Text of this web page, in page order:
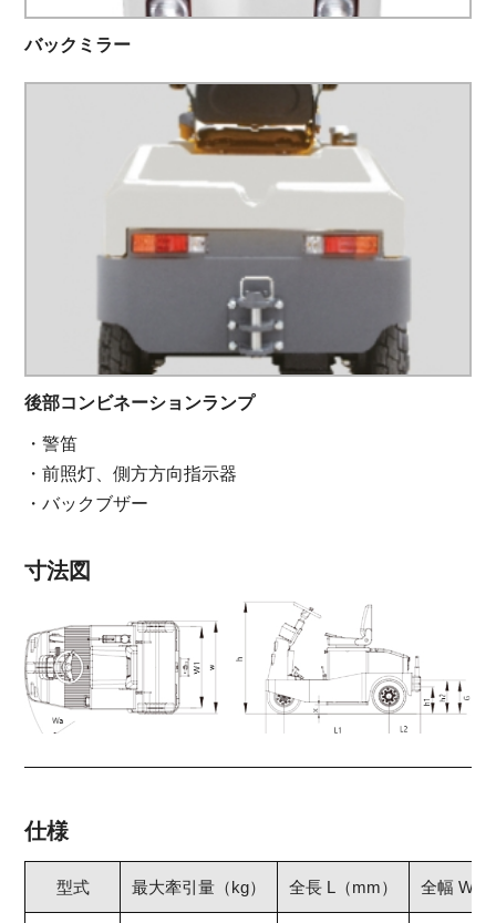
バックミラー
後部コンビネーションランプ
・警笛
・前照灯、側方方向指示器
・バックブザー
寸法図
仕様
型式 最大牽引量（kg） 全長 L（mm） 全幅 W（